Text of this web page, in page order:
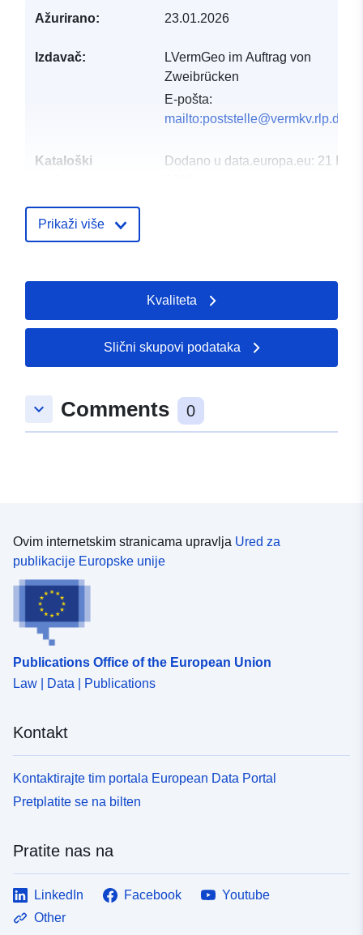
Ažurirano: 23.01.2026
Izdavač:
LVermGeo im Auftrag von
Zweibrücken
E-pošta:
mailto:poststelle@vermkv.rlp.de
Kataloški
Dodano u data.europa.eu: 21
49.2715 ], [ 7.3701, 49.2715
], [ 7.3701, 49.2622 ], [
7.35871, 49.2622 ], [
Tip: Polygon
uriRef:
http://data.europa.eu/88u/dataset/
17a4-12c3-6429-bd5f45c6e2a1
Prikaži više
Kvaliteta
Slični skupovi podataka
keyboard_arrow_down Comments 0
Ovim internetskim stranicama upravlja Ured za
publikacije Europske unije
Publications Office of the European Union
Law | Data | Publications
Kontakt
Kontaktirajte tim portala European Data Portal
Pretplatite se na bilten
Pratite nas na
LinkedIn Facebook
Youtube
Other